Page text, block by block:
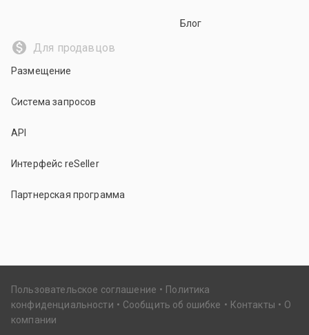
Блог
Для продавцов
Размещение
Система запросов
API
Интерфейс reSeller
Партнерская программа
Пользовательское соглашение
Политика
конфиденциальности
Сообщить об ошибке Контакты
О
компании